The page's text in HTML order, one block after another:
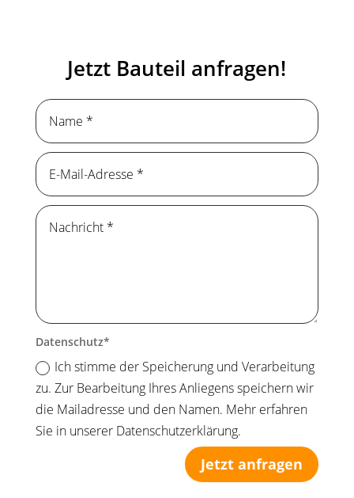
Jetzt Bauteil anfragen!
Datenschutz
Ich stimme der Speicherung und Verarbeitung
zu. Zur Bearbeitung Ihres Anliegens speichern wir
die Mailadresse und den Namen. Mehr erfahren
Sie in unserer Datenschutzerklärung.
Jetzt anfragen